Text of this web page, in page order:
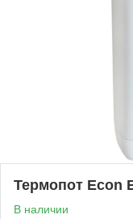
Термопот Econ
В наличии